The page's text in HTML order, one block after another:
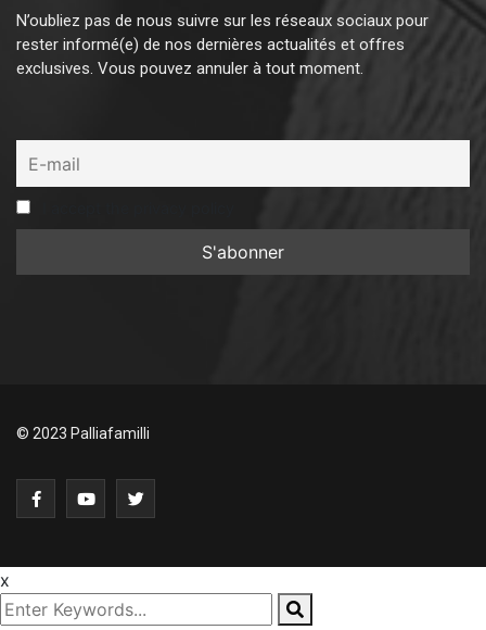
N’oubliez pas de nous suivre sur les réseaux sociaux pour
rester informé(e) de nos dernières actualités et offres
exclusives. Vous pouvez annuler à tout moment.
© 2023 Palliafamilli
x